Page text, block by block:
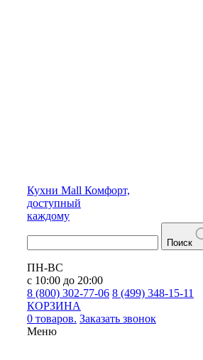
Кухни Mall Комфорт,
доступный
каждому
Поиск
ПН-ВС
с 10:00 до 20:00
8 (800) 302-77-06 8 (499) 348-15-11
КОРЗИНА
0 товаров. Заказать звонок
Меню